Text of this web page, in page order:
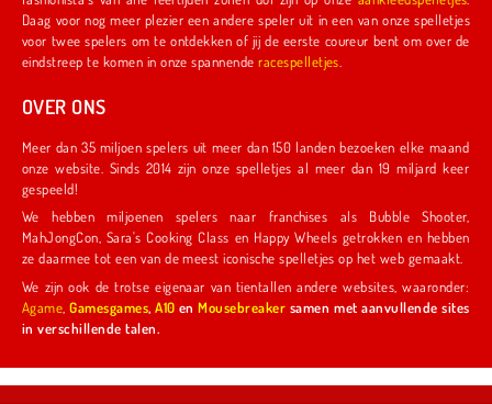
Daag voor nog meer plezier een andere speler uit in een van onze spelletjes
voor twee spelers om te ontdekken of jij de eerste coureur bent om over de
eindstreep te komen in onze spannenderacespelletjes
OVER ONS
Meer dan 35 miljoen spelers uit meer dan 150 landen bezoeken elke maand
onze website. Sinds 2014 zijn onze spelletjes al meer dan 19 miljard keer
gespeeld!
We hebben miljoenen spelers naar franchises als Bubble Shooter,
MahJongCon, Sara's Cooking Class en Happy Wheels getrokken en hebben
ze daarmee tot een van de meest iconische spelletjes op het web gemaakt.
We zijn ook de trotse eigenaar van tientallen andere websites, waaronder:
Agame ,Gamesgames,A10 enMousebreaker samen met aanvullende sites
in verschillende talen.